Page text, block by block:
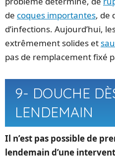
de coques importantes, de
d’infections. Aujourd’hui,
extrêmement solides et
pas de remplacement fixé
9- DOUCHE
LENDEMAIN
Il n’est pas possible de
lendemain d’une